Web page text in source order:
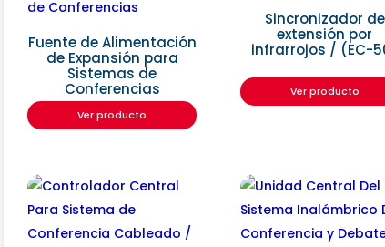
Fuente de Alimentación
de Expansión para
Sistemas de
Conferencias
Ver producto
Sincronizador de
extensión por
infrarrojos / (EC-
Ver producto